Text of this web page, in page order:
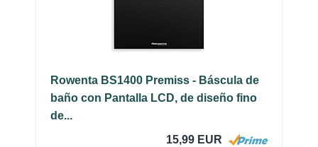
Rowenta BS1400 Premiss - Báscula de
baño con Pantalla LCD, de diseño fino
de...
15,99 EUR